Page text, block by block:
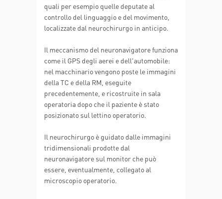
quali per esempio quelle deputate al
controllo del linguaggio e del movimento,
localizzate dal neurochirurgo in anticipo.
Il meccanismo del neuronavigatore funziona
come il GPS degli aerei e dell'automobile:
nel macchinario vengono poste le immagini
della TC e della RM, eseguite
precedentemente, e ricostruite in sala
operatoria dopo che il paziente è stato
posizionato sul lettino operatorio.
Il neurochirurgo è guidato dalle immagini
tridimensionali prodotte dal
neuronavigatore sul monitor che può
essere, eventualmente, collegato al
microscopio operatorio.